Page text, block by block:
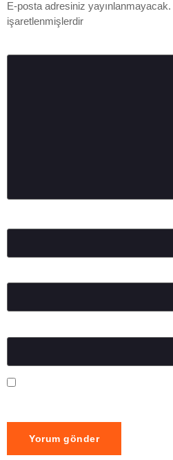
E-posta adresiniz yayınlanmayacak.
işaretlenmişlerdir